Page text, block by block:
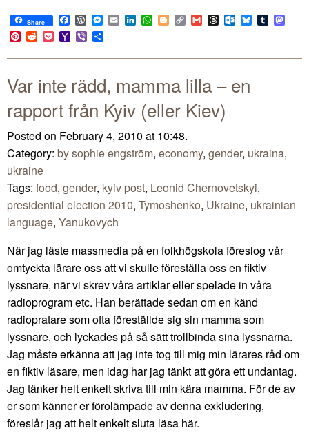
Share Facebook
WordPress
Messenger
EmailLinkedIn
WhatsApp
BloggerCopy
Link
GmailThreadsOutlook.com
BlueskyTumblr
Pinterest
RedditPocketYahoo
Mail
Viber
Var inte rädd, mamma lilla – en
rapport från Kyiv (eller Kiev)
Posted on February 4, 2010 at 10:48.
Category: by sophie engström, economy, gender, ukraina,
ukraine
Tags: food, gender, kyiv post, Leonid Chernovetskyi,
presidential election 2010, Tymoshenko, Ukraine, ukrainian
language, Yanukovych
När jag läste massmedia på en folkhögskola föreslog vår
omtyckta lärare oss att vi skulle föreställa oss en fiktiv
lyssnare, när vi skrev våra artiklar eller spelade in våra
radioprogram etc. Han berättade sedan om en känd
radiopratare som ofta föreställde sig sin mamma som
lyssnare, och lyckades på så sätt trollbinda sina lyssnarna.
Jag måste erkänna att jag inte tog till mig min lärares råd om
en fiktiv läsare, men idag har jag tänkt att göra ett undantag.
Jag tänker helt enkelt skriva till min kära mamma. För de av
er som känner er förolämpade av denna exkludering,
föreslår jag att helt enkelt sluta läsa här.